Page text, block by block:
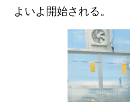
よいよ開始される。